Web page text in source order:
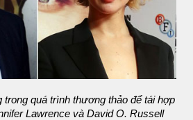
trong quá trình thương thảo để tái hợp
Lawrence và David O. Russell